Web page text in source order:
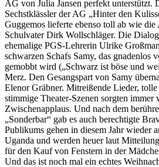
AG von Julia Jansen perfekt unterstützt.
Sechstklässler der AG „Hinter den
Guggemos lieferte ebenso toll ab wie
Schulvater Dirk Wollschläger. Die
ehemalige PGS-Lehrerin Ulrike
schwarzen Schafs Samy, das gnadenlos
gemobbt wird („Schwarz ist böse und
Merz. Den Gesangspart von Samy
Elenor Gräbner. Mitreißende Lieder,
stimmige Theater-Szenen sorgten immer
Zwischenapplaus. Und nach dem
„Sonderbar“ gab es auch berechtigte
Publikums gehen in diesem Jahr wieder
Uganda und werden heuer laut
für den Kauf von Fenstern in der
Und das ist noch mal ein echtes